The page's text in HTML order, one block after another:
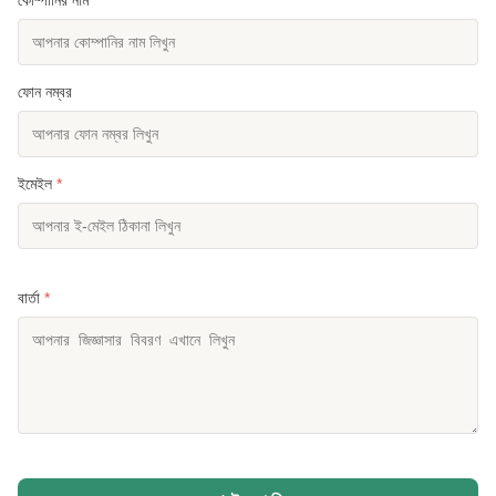
ফোন নম্বর
ইমেইল *
বার্তা *